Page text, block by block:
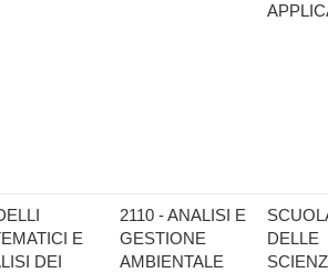
E
DEI
2110 - ANALISI E
GESTIONE
AMBIENTALE
DELLE